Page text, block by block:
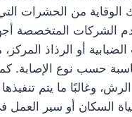
الوقاية من الحشرات
الشركات المتخصصة
أو الرذاذ
حسب نوع الإصابة.
وغالبًا ما يتم
السكان أو سير العمل